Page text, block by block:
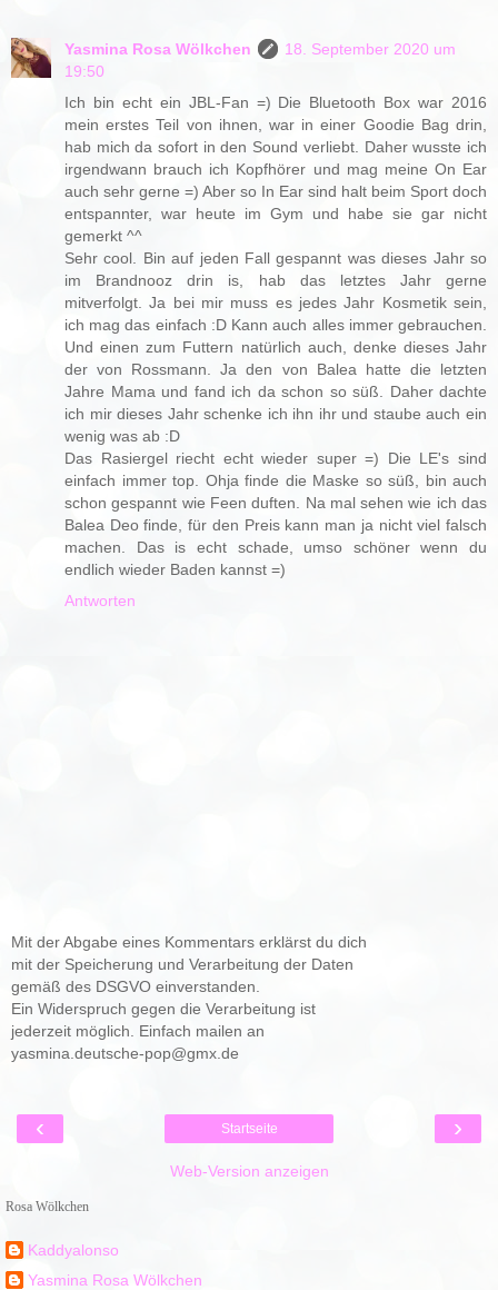
Yasmina Rosa Wölkchen
18. September 2020 um
19:50
Ich bin echt ein JBL-Fan =) Die Bluetooth Box war 2016
mein erstes Teil von ihnen, war in einer Goodie Bag drin,
hab mich da sofort in den Sound verliebt. Daher wusste ich
irgendwann brauch ich Kopfhörer und mag meine On Ear
auch sehr gerne =) Aber so In Ear sind halt beim Sport doch
entspannter, war heute im Gym und habe sie gar nicht
gemerkt ^^
Sehr cool. Bin auf jeden Fall gespannt was dieses Jahr so
im Brandnooz drin is, hab das letztes Jahr gerne
mitverfolgt. Ja bei mir muss es jedes Jahr Kosmetik sein,
ich mag das einfach :D Kann auch alles immer gebrauchen.
Und einen zum Futtern natürlich auch, denke dieses Jahr
der von Rossmann. Ja den von Balea hatte die letzten
Jahre Mama und fand ich da schon so süß. Daher dachte
ich mir dieses Jahr schenke ich ihn ihr und staube auch ein
wenig was ab :D
Das Rasiergel riecht echt wieder super =) Die LE's sind
einfach immer top. Ohja finde die Maske so süß, bin auch
schon gespannt wie Feen duften. Na mal sehen wie ich das
Balea Deo finde, für den Preis kann man ja nicht viel falsch
machen. Das is echt schade, umso schöner wenn du
endlich wieder Baden kannst =)
Antworten
Mit der Abgabe eines Kommentars erklärst du dich
mit der Speicherung und Verarbeitung der Daten
gemäß des DSGVO einverstanden.
Ein Widerspruch gegen die Verarbeitung ist
jederzeit möglich. Einfach mailen an
yasmina.deutsche-pop@gmx.de
‹ ›
Startseite
Web-Version anzeigen
Rosa Wölkchen
Kaddyalonso
Yasmina Rosa Wölkchen